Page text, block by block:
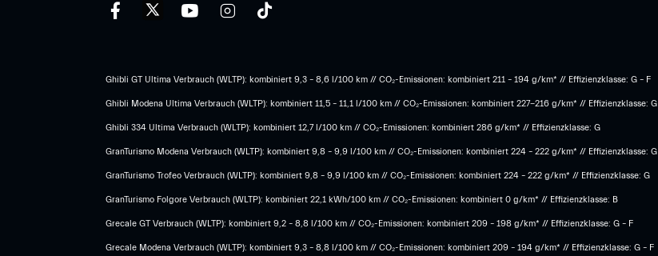
Ghibli GT Ultima Verbrauch (WLTP): kombiniert 9,3 – 8,6 l/100 km // CO₂-Emissionen: kombiniert 211 – 194 g/km* // Effizienzklasse: G – F
Ghibli Modena Ultima Verbrauch (WLTP): kombiniert 11,5 – 11,1 l/100 km // CO₂-Emissionen: kombiniert 227-216 g/km* // Effizienzklasse: G
Ghibli 334 Ultima Verbrauch (WLTP): kombiniert 12,7 l/100 km // CO₂-Emissionen: kombiniert 286 g/km* // Effizienzklasse: G
GranTurismo Modena Verbrauch (WLTP): kombiniert 9,8 – 9,9 l/100 km // CO₂-Emissionen: kombiniert 224 – 222 g/km* // Effizienzklasse: G
GranTurismo Trofeo Verbrauch (WLTP): kombiniert 9,8 – 9,9 l/100 km // CO₂-Emissionen: kombiniert 224 – 222 g/km* // Effizienzklasse: G
GranTurismo Folgore Verbrauch (WLTP): kombiniert 22,1 kWh/100 km // CO₂-Emissionen: kombiniert 0 g/km* // Effizienzklasse: B
Grecale GT Verbrauch (WLTP): kombiniert 9,2 – 8,8 l/100 km // CO₂-Emissionen: kombiniert 209 – 198 g/km* // Effizienzklasse: G – F
Grecale Modena Verbrauch (WLTP): kombiniert 9,3 – 8,8 l/100 km // CO₂-Emissionen: kombiniert 209 – 194 g/km* // Effizienzklasse: G – F